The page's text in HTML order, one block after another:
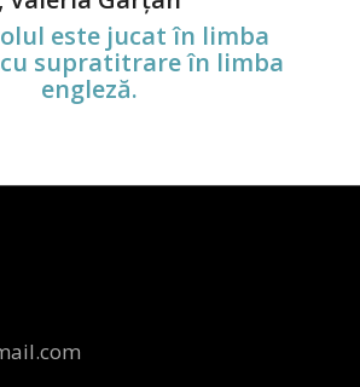
este jucat în limba
supratitrare în limba
engleză.